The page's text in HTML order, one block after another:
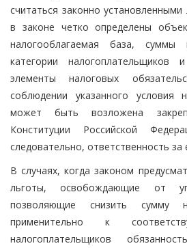
считаться законно
в законе четко определены
налогооблагаемая база, суммы
категории налогоплательщиков
элементы налоговых
соблюдении указанного условия
может быть возложена
Конституции Российской
следовательно, ответственность за
В случаях, когда законом
льготы, освобождающие от
позволяющие снизить сумму
применительно к
налогоплательщиков